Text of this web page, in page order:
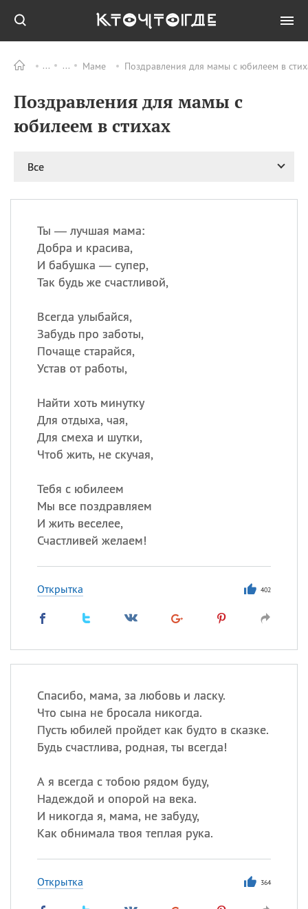
Маме Поздравления для мамы с юбилеем в
Поздравления для мамы с
юбилеем в стихах
Все
Ты — лучшая мама:
Добра и красива,
И бабушка — супер,
Так будь же счастливой,
Всегда улыбайся,
Забудь про заботы,
Почаще старайся,
Устав от работы,
Найти хоть минутку
Для отдыха, чая,
Для смеха и шутки,
Чтоб жить, не скучая,
Тебя с юбилеем
Мы все поздравляем
И жить веселее,
Счастливей желаем!
Открытка 402
Спасибо, мама, за любовь и ласку.
Что сына не бросала никогда.
Пусть юбилей пройдет как будто в сказке.
Будь счастлива, родная, ты всегда!
А я всегда с тобою рядом буду,
Надеждой и опорой на века.
И никогда я, мама, не забуду,
Как обнимала твоя теплая рука.
Открытка 364
ПРАЗДНИКИ Все
06.08
Преображение
Романа и Давида
07.08
Посмотреть значение